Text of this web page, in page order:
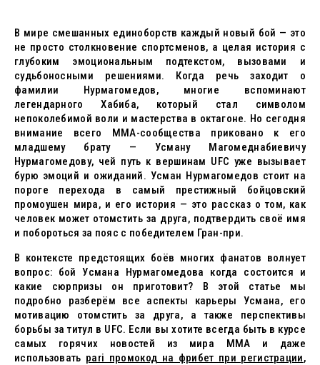
В мире смешанных единоборств каждый новый бой — это
не просто столкновение спортсменов, а целая история с
глубоким эмоциональным подтекстом, вызовами и
судьбоносными решениями. Когда речь заходит о
фамилии Нурмагомедов, многие вспоминают
легендарного Хабиба, который стал символом
непоколебимой воли и мастерства в октагоне. Но сегодня
внимание всего ММА-сообщества приковано к его
младшему брату — Усману Магомеднабиевичу
Нурмагомедову, чей путь к вершинам UFC уже вызывает
бурю эмоций и ожиданий. Усман Нурмагомедов стоит на
пороге перехода в самый престижный бойцовский
промоушен мира, и его история — это рассказ о том, как
человек может отомстить за друга, подтвердить своё имя
и побороться за пояс с победителем Гран-при.
В контексте предстоящих боёв многих фанатов волнует
вопрос: бой Усмана Нурмагомедова когда состоится и
какие сюрпризы он приготовит? В этой статье мы
подробно разберём все аспекты карьеры Усмана, его
мотивацию отомстить за друга, а также перспективы
борьбы за титул в UFC. Если вы хотите всегда быть в курсе
самых горячих новостей из мира ММА и даже
использовать pari промокод на фрибет при регистрации,